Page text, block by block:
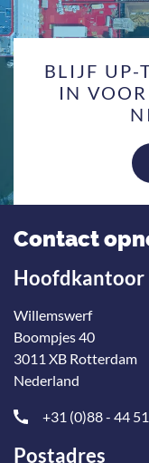
BLIJF UP-
IN
Contact
Hoofdkantoor
Willemswerf
Boompjes 40
3011 XB Rotterdam
Nederland
+31 (0)88 - 44
Postadres